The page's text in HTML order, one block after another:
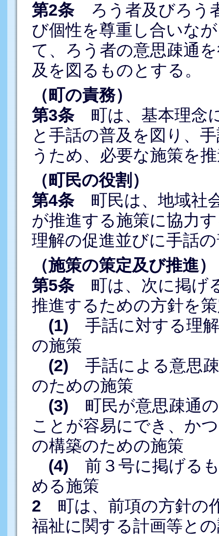
第2条ろう者及びろう
び個性を尊重し合いな
て、ろう者の意思疎通
及を図るものとする。
（町の責務）
第3条町は、基本理念
と手話の普及を図り、
うため、必要な施策を
（町民の役割）
第4条町民は、地域社
が推進する施策に協力
理解の促進並びに手話
（施策の策定及び推進）
第5条町は、次に掲げ
推進するための方針を
(1) 手話に対する理
の施策
(2) 手話による意思
のための施策
(3) 町民が意思疎通
ことが容易にでき、か
の構築のための施策
(4) 前３号に掲げる
める施策
2 町は、前項の方針の
福祉に関する計画等と